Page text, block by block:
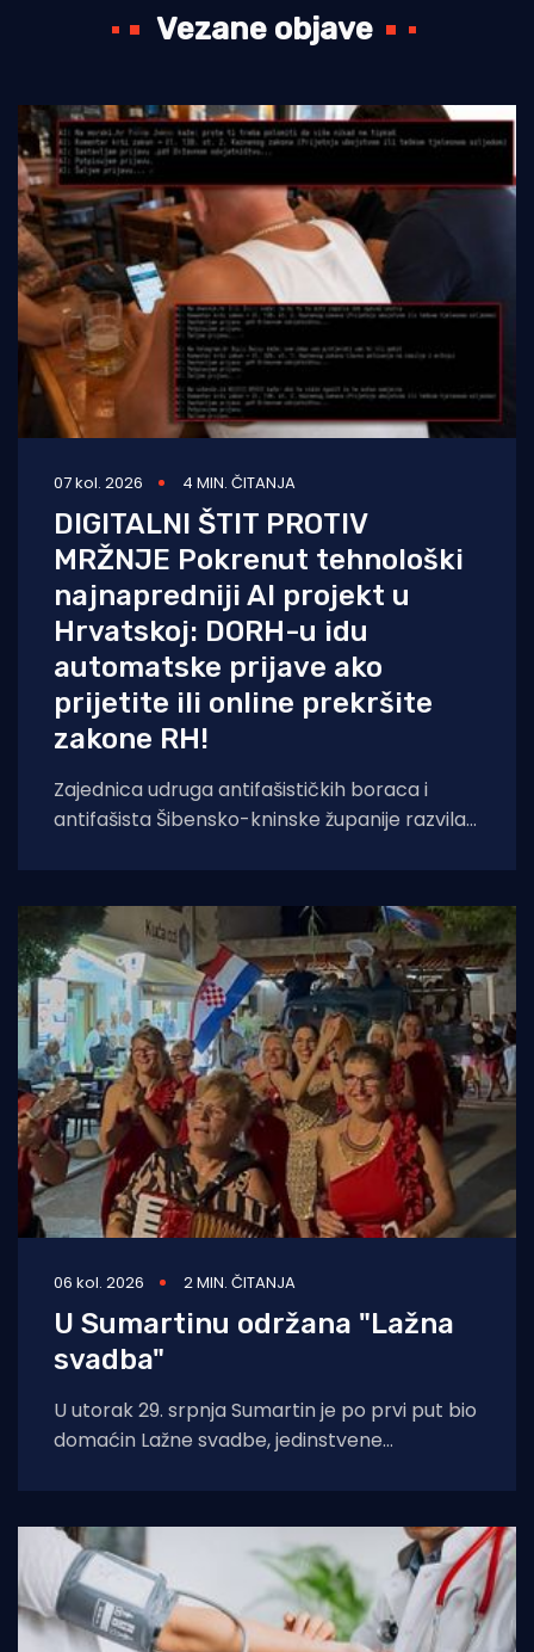
Vezane objave
07 kol. 2026 4 MIN. ČITANJA
DIGITALNI ŠTIT PROTIV
MRŽNJE Pokrenut tehnološki
najnapredniji AI projekt u
Hrvatskoj: DORH-u idu
automatske prijave ako
prijetite ili online prekršite
zakone RH!
Zajednica udruga antifašističkih boraca i
antifašista Šibensko-kninske županije razvila
06 kol. 2026 2 MIN. ČITANJA
U Sumartinu održana "Lažna
svadba"
U utorak 29. srpnja Sumartin je po prvi put bio
domaćin Lažne svadbe, jedinstvene